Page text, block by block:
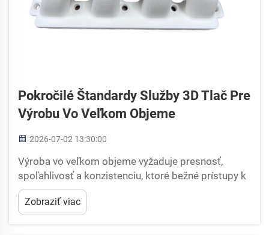
Pokročilé Štandardy Služby 3D Tlač Pre
Výrobu Vo Veľkom Objeme
2026-07-02 13:30:00
Výroba vo veľkom objeme vyžaduje presnosť,
spoľahlivosť a konzistenciu, ktoré bežné prístupy k
prototypovaniu jednoducho nedokážu zabezpečiť.
Keď výrobcovia prechádzajú od experimentálnych
šarží k komerčnej výrobe, požiadavky na
Zobraziť viac